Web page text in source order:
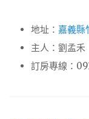
地址： 嘉義縣
主人：劉孟禾
訂房專線：